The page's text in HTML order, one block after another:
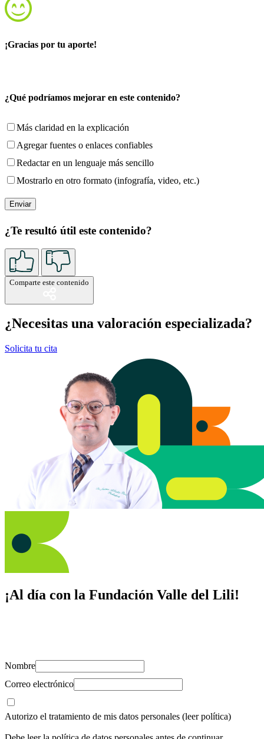
¡Gracias por tu aporte!
¿Qué podríamos mejorar en este contenido?
Más claridad en la explicación
Agregar fuentes o enlaces confiables
Redactar en un lenguaje más sencillo
Mostrarlo en otro formato (infografía, video, etc.)
¿Te resultó útil este contenido?
Comparte este contenido
¿Necesitas una valoración especializada?
Solicita tu cita
¡Al día con la Fundación Valle del Lili!
Nombre
Correo electrónico
Autorizo el tratamiento de mis datos personales (leer política)